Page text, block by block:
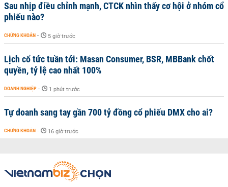
Sau nhịp điều chỉnh mạnh, CTCK nhìn thấy cơ hội ở nhóm cổ
phiếu nào?
CHỨNG KHOÁN - 5 giờ trước
Lịch cổ tức tuần tới: Masan Consumer, BSR, MBBank chốt
quyền, tỷ lệ cao nhất 100%
DOANH NGHIỆP - 1 phút trước
Tự doanh sang tay gần 700 tỷ đồng cổ phiếu DMX cho ai?
CHỨNG KHOÁN - 16 giờ trước